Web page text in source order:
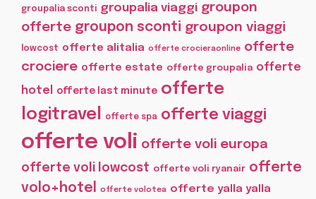
groupalia sconti groupalia viaggi groupon
offerte groupon sconti groupon viaggi
lowcost offerte alitalia offerte crocieraonline offerte
crociere offerte estate offerte groupalia offerte
hotel
offerte last minute offerte
logitravel offerte spa offerte viaggi
offerte voli offerte voli europa
offerte voli lowcost offerte voli ryanair offerte
volo+hotel offerte volotea offerte yalla yalla